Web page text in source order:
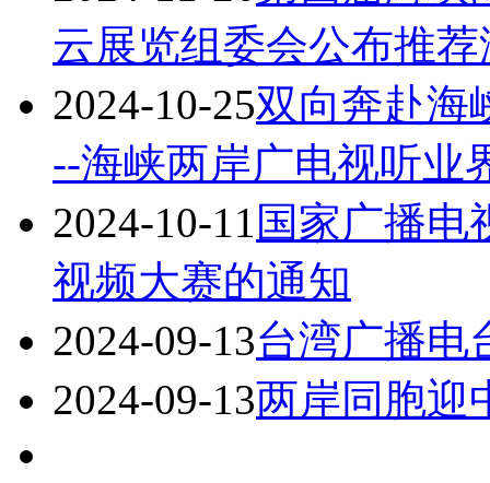
云展览组委会公布推
2024-10-25双向奔赴海
--海峡两岸广电视听
2024-10-11 国家广播电
视频大赛的通知
2024-09-13台湾广播电
2024-09-13两岸同胞迎